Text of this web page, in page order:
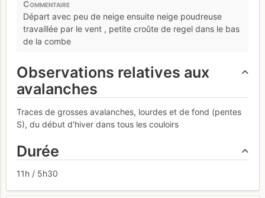
Départ avec peu de neige ensuite neige poudreuse
travaillée par le vent , petite croûte de regel dans le bas
de la combe
Observations relatives aux
avalanches
Traces de grosses avalanches, lourdes et de fond (pentes
S), du début d'hiver dans tous les couloirs
Durée
11h / 5h30